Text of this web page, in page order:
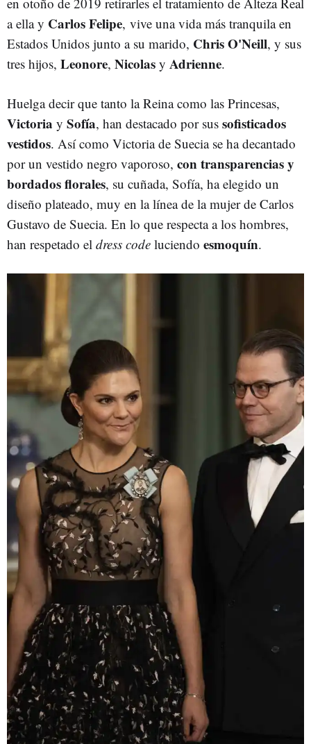
a ella y Carlos Felipe, vive una vida más tranquila en
Estados Unidos junto a su marido, Chris O'Neill, y sus
tres hijos, Leonore, Nicolas y Adrienne.
Huelga decir que tanto la Reina como las Princesas,
Victoria y Sofía, han destacado por sus sofisticados
vestidos. Así como Victoria de Suecia se ha decantado
por un vestido negro vaporoso, con transparencias y
bordados florales, su cuñada, Sofía, ha elegido un
diseño plateado, muy en la línea de la mujer de Carlos
Gustavo de Suecia. En lo que respecta a los hombres,
han respetado el dress code luciendo esmoquín.